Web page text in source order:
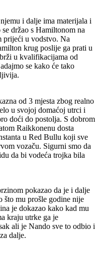
i dalje ima materijala i
držao s Hamiltonom na
prijeći u vodstvo. Na
krug poslije ga prati u
u kvalifikacijama od
se kako će tako
od 3 mjesta zbog realno
u svojoj domaćoj utrci i
doći do postolja. S dobrom
Raikkonenu dosta
u Red Bullu koji sve
vozaču. Sigurni smo da
da bi vodeća trojka bila
pokazao da je i dalje
što mu prošle godine nije
je dokazao kako kad mu
kraju utrke ga je
ali je Nando sve to odbio i
dalje.